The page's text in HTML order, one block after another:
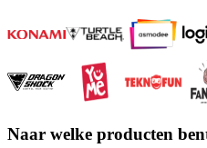
Naar welke producten